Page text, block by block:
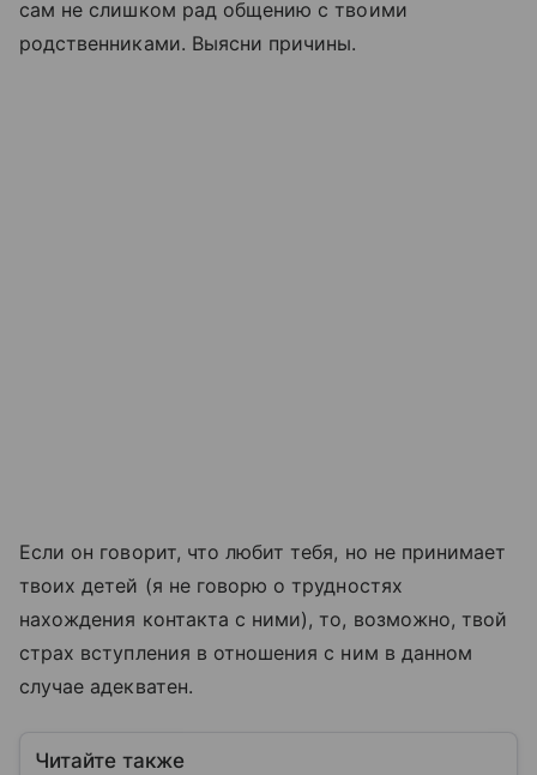
сам не слишком рад общению с твоими
родственниками. Выясни причины.
Если он говорит, что любит тебя, но не принимает
твоих детей (я не говорю о трудностях
нахождения контакта с ними), то, возможно, твой
страх вступления в отношения с ним в данном
случае адекватен.
Читайте также